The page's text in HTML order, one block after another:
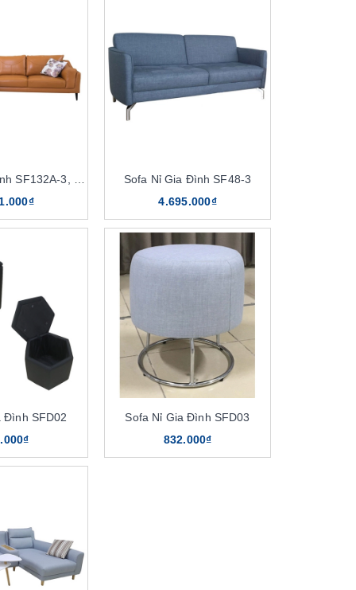
Sofa Nỉ Gia Đình SF48-3
4.695.000₫
Đình SFD02
Sofa Nỉ Gia Đình SFD03
832.000₫